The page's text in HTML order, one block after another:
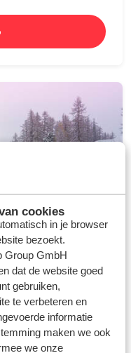
cookies
in je browser
bezoekt.
Group GmbH
dat de website goed
gebruiken,
te verbeteren en
informatie
maken we ook
we onze